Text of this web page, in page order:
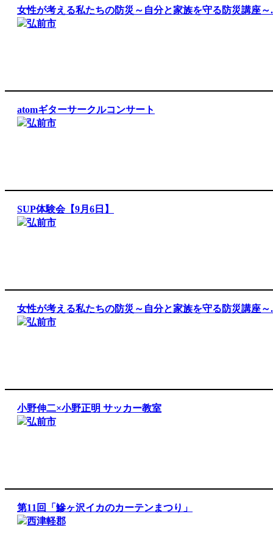
女性が考える私たちの防災～自分と家族を守る防災講座～
弘前市
atomギターサークルコンサート
弘前市
SUP体験会【9月6日】
弘前市
女性が考える私たちの防災～自分と家族を守る防災講座～
弘前市
小野伸二×小野正明 サッカー教室
弘前市
第11回「鰺ヶ沢イカのカーテンまつり」
西津軽郡